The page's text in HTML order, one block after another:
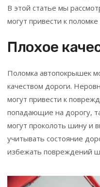
В этой статье мы
могут привести к
Плохое
Поломка автопокрышек
качеством дороги.
могут привести к
попадающие на дорогу,
могут проколоть шину и
учитывать состояние
избежать повреждений